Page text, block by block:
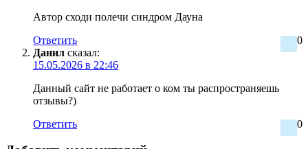
Автор сходи полечи синдром Дауна
0
Ответить
Данил сказал:
15.05.2026 в 22:46
Данный сайт не работает о ком ты распространяешь
отзывы?)
0
Ответить